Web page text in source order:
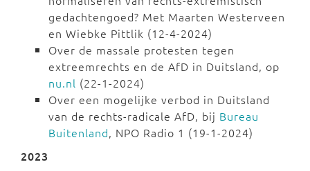
gedachtengoed? Met Maarten Westerveen
en Wiebke Pittlik (12-4-2024)
Over de massale protesten tegen
extreemrechts en de AfD in Duitsland, op
nu.nl (22-1-2024)
Over een mogelijke verbod in Duitsland
van de rechts-radicale AfD, bij Bureau
Buitenland, NPO Radio 1 (19-1-2024)
2023